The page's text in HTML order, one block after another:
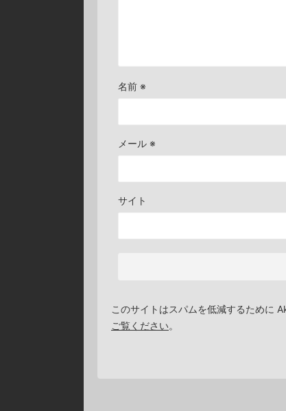
名前 ※
メール ※
サイト
このサイトはスパムを低減するために
ご覧ください。